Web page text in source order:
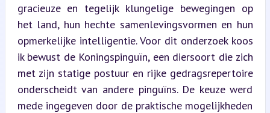
gracieuze en tegelijk klungelige bewegingen op
het land, hun hechte samenlevingsvormen en hun
opmerkelijke intelligentie. Voor dit onderzoek koos
ik bewust de Koningspinguïn, een diersoort die zich
met zijn statige postuur en rijke gedragsrepertoire
onderscheidt van andere pinguïns. De keuze werd
mede ingegeven door de praktische mogelijkheden